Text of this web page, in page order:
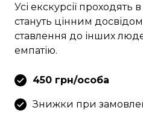
Усі екскурсії проходять
стануть цінним
ставлення до інших
емпатію.
450 грн/особа
Знижки при